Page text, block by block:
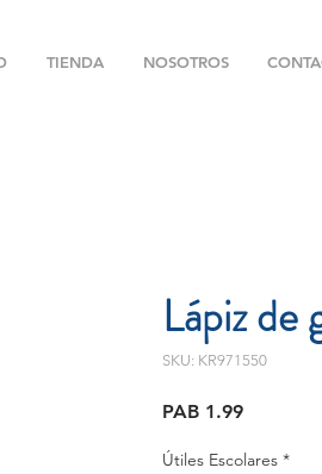
TIENDA NOSOTROS
Lápiz de
SKU: KR971550
PAB 1.99Price
Útiles Escolares *